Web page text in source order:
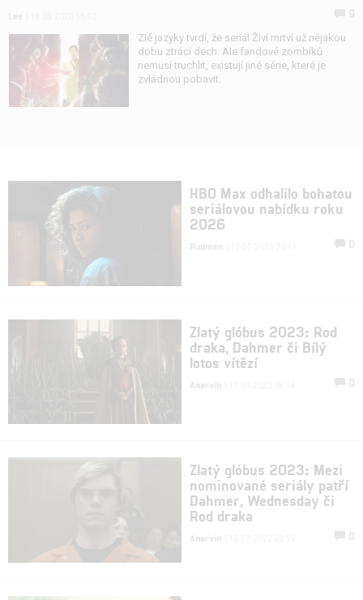
Zlé jazyky tvrdí, že seriál Živí mrtví už nějakou
dobu ztrácí dech. Ale fandové zombíků
nemusí truchlit, existují jiné série, které je
zvládnou pobavit.
HBO Max odhalilo bohatou
seriálovou nabídku roku
2026
Rudmen 0
Zlatý glóbus 2023: Rod
draka, Dahmer či Bílý
lotos vítězí
Anarvin 0
Zlatý glóbus 2023: Mezi
nominované seriály patří
Dahmer, Wednesday či
Rod draka
Anarvin 0